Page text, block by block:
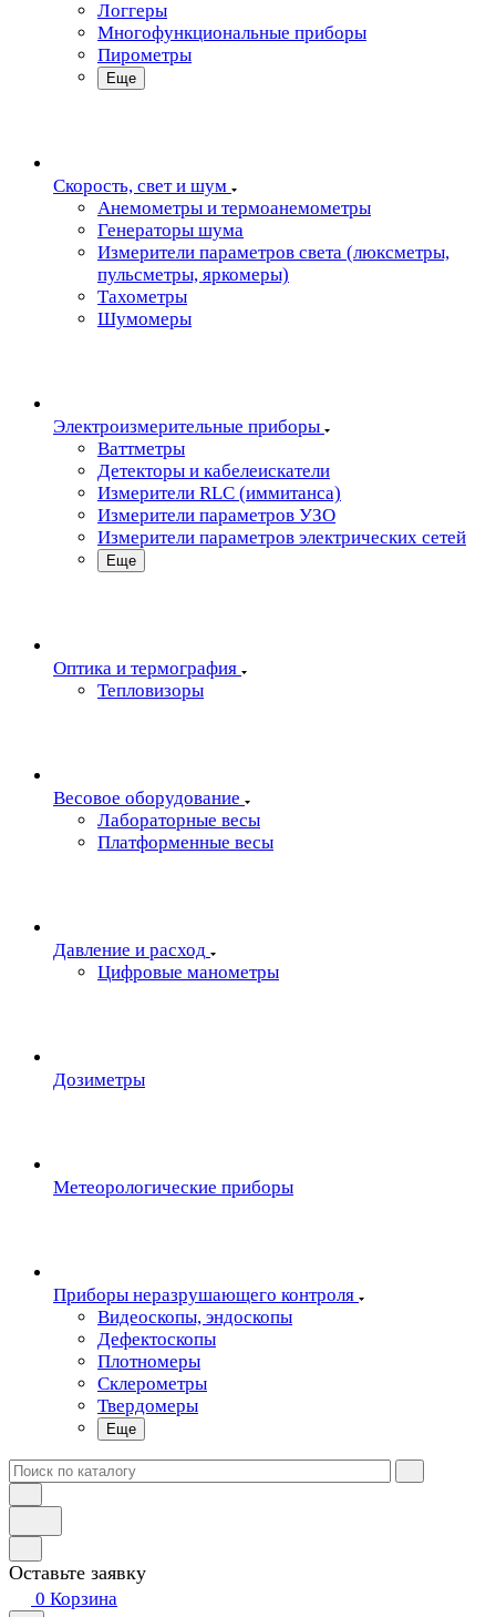
Логгеры
Многофункциональные приборы
Пирометры
Еще
Скорость, свет и шум
Анемометры и термоанемометры
Генераторы шума
Измерители параметров света (люксметры,
пульсметры, яркомеры)
Тахометры
Шумомеры
Электроизмерительные приборы
Ваттметры
Детекторы и кабелеискатели
Измерители RLC (иммитанса)
Измерители параметров УЗО
Измерители параметров электрических сетей
Еще
Oптика и термография
Тепловизоры
Весовое оборудование
Лабораторные весы
Платформенные весы
Давление и расход
Цифровые манометры
Дозиметры
Метеорологические приборы
Приборы неразрушающего контроля
Видеоскопы, эндоскопы
Дефектоскопы
Плотномеры
Склерометры
Твердомеры
Еще
Оставьте заявку
0 Корзина